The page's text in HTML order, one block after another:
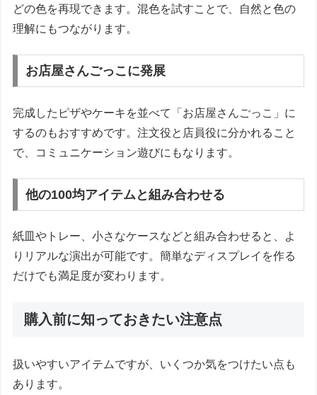
どの色を再現できます。混色を試すことで、自然と色の
理解にもつながります。
お店屋さんごっこに発展
完成したピザやケーキを並べて「お店屋さんごっこ」に
するのもおすすめです。注文役と店員役に分かれること
で、コミュニケーション遊びにもなります。
他の100均アイテムと組み合わせる
紙皿やトレー、小さなケースなどと組み合わせると、よ
りリアルな演出が可能です。簡単なディスプレイを作る
だけでも満足度が変わります。
購入前に知っておきたい注意点
扱いやすいアイテムですが、いくつか気をつけたい点も
あります。